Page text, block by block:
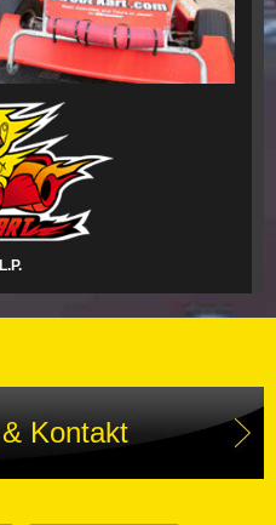
Kontakt